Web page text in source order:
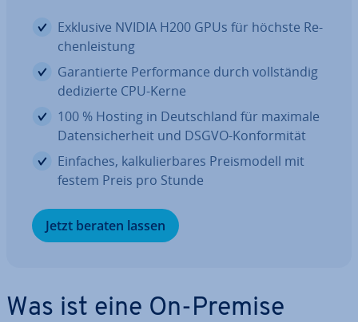
Exklusive NVIDIA H200 GPUs für höchste Re­
chen­leis­tung
Ga­ran­tier­te Per­for­mance durch voll­stän­dig
de­di­zier­te CPU-Kerne
100 % Hosting in Deutsch­land für maximale
Da­ten­si­cher­heit und DSGVO-Kon­for­mi­tät
Einfaches, kal­ku­lier­ba­res Preis­mo­dell mit
festem Preis pro Stunde
Jetzt beraten lassen
Was ist eine On-Premise